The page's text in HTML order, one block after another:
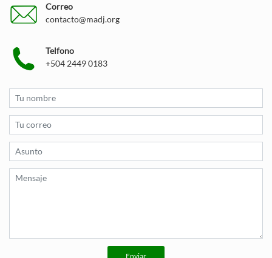
Correo
contacto@madj.org
Telfono
+504 2449 0183
Enviar